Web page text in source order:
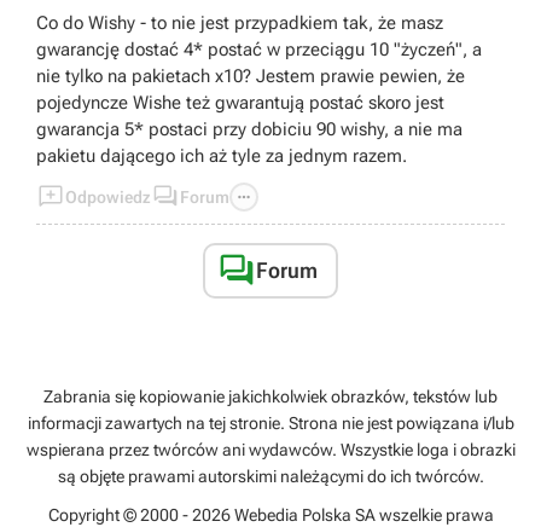
Swoje już w tej grze przeżyłem i nie raz taka postać
byłą koniecznością.
Teamy robiące tylko DMG też działają ale
powiedział bym że to bardziej na end game, no
chyba że ktoś jest absolutnym no lifem i w dodatku
ma super szczęście do artefaktów oraz wishowania.
Obecnie najbardziej popularne jest używanie tarczy
jako ratunku w kiepskich sytuacjach.
Samych DPS i sub-dps używa sięraczej na end
Co do Wishy - to nie jest przypadkiem tak, że masz
gwarancję dostać 4* postać w przeciągu 10 "życzeń", a
nie tylko na pakietach x10? Jestem prawie pewien, że
pojedyncze Wishe też gwarantują postać skoro jest
gwarancja 5* postaci przy dobiciu 90 wishy, a nie ma
pakietu dającego ich aż tyle za jednym razem.
Odpowiedz  Forum 
Forum
Zabrania się kopiowanie jakichkolwiek obrazków, tekstów lub
informacji zawartych na tej stronie. Strona nie jest powiązana i/lub
wspierana przez twórców ani wydawców. Wszystkie loga i obrazki
są objęte prawami autorskimi należącymi do ich twórców.
Copyright © 2000 - 2026 Webedia Polska SA wszelkie prawa